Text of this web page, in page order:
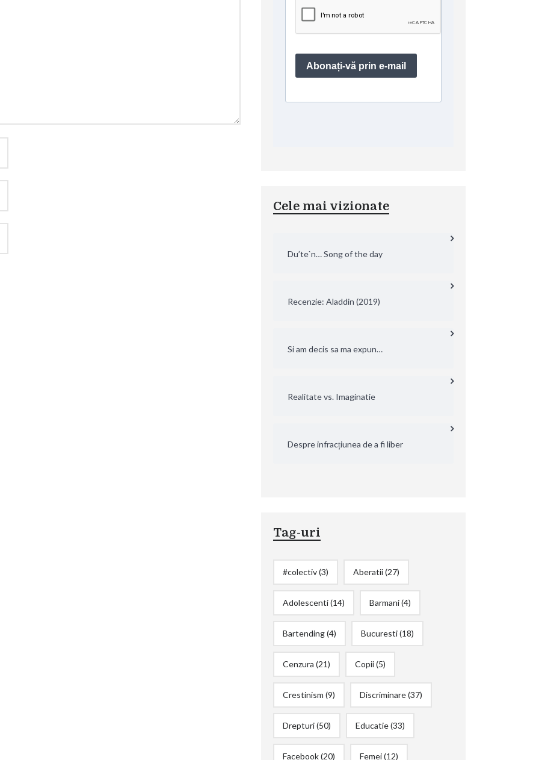
Cele mai vizionate
Du’te`n… Song of the day
Recenzie: Aladdin (2019)
Si am decis sa ma expun…
Realitate vs. Imaginatie
Despre infracțiunea de a fi liber
Tag-uri
#colectiv(3) Aberatii(27)
Adolescenti(14) Barmani(4)
Bartending(4) Bucuresti(18)
Cenzura (21) Copii(5)
Crestinism (9) Discriminare(37)
Drepturi(50) Educatie(33)
Facebook(20) Femei(12)